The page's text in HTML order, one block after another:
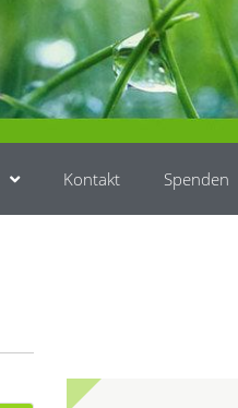
Kontakt Spenden